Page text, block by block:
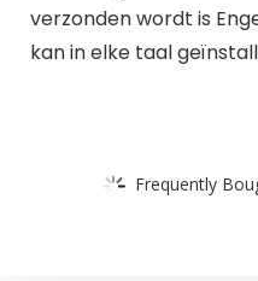
verzonden wordt is
kan in elke taal
Frequently